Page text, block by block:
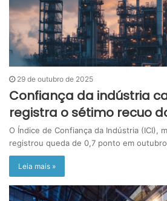
29 de outubro de 2025
Confiança da indústria
registra o sétimo recuo
O Índice de Confiança da Indústria (ICI),
registrou queda de 0,7 ponto em
Leia mais »